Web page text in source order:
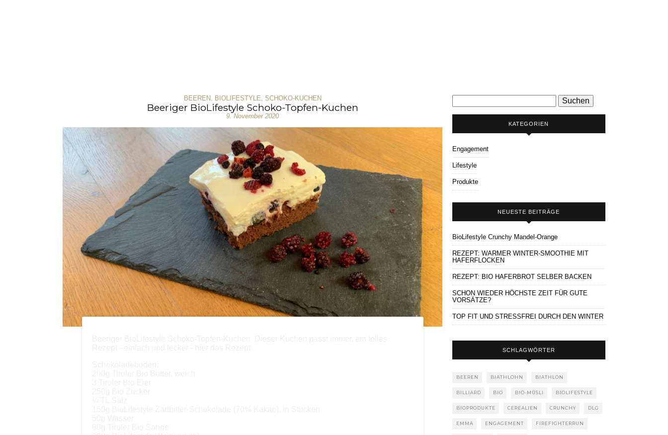
BEEREN BIOLIFESTYLE SCHOKO-KUCHEN
Beeriger BioLifestyle Schoko-Topfen-Kuchen
9. November 2020
nach:
KATEGORIEN
Engagement
Lifestyle
Produkte
NEUESTE BEITRÄGE
BioLifestyle Crunchy Mandel-Orange
REZEPT: WARMER WINTER-SMOOTHIE MIT
HAFERFLOCKEN
REZEPT: BIO HAFERBROT SELBER BACKEN
SCHON WIEDER HÖCHSTE ZEIT FÜR GUTE
VORSÄTZE?
TOP FIT UND STRESSFREI DURCH DEN WINTER
SCHLAGWÖRTER
BEEREN BIATHLOHN BIATHLON
BILLIARD BIO BIO-MÜSLI BIOLIFESTYLE
BIOPRODUKTE CEREALIEN CRUNCHY DLG
EMMA ENGAGEMENT FIREFIGHTERRUN